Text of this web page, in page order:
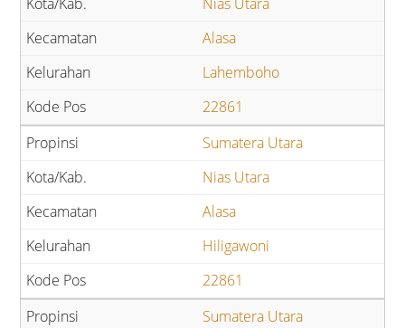
Alasa
Lahemboho
22861
Sumatera Utara
Nias Utara
Alasa
Hiligawoni
22861
Sumatera Utara